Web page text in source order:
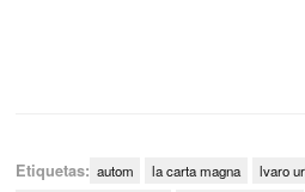
Etiquetas: autom la carta magna lvaro